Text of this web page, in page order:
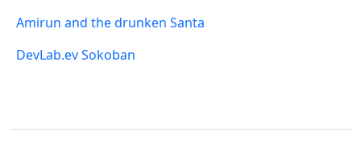
Amirun and the drunken Santa
DevLab.ev Sokoban